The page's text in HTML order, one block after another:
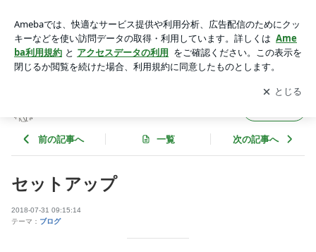
アプリをダウンロードして ブログの更新通知
を受け取りまし
ょう。
開く
前の記事へ 一覧 次の記事へ
セットアップ
2018-07-31 09:15:14
テーマ： ブログ